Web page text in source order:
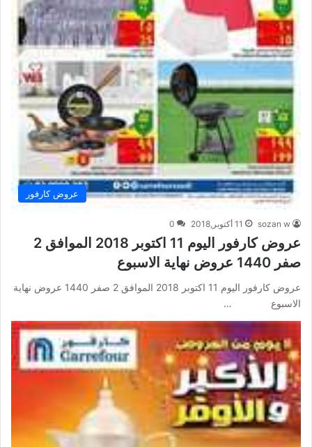
عروض كارفور
sozan w 11 أكتوبر,2018 0
عروض كارفور اليوم 11 اكتوبر 2018 الموافق 2
صفر 1440 عروض نهاية الاسبوع
عروض كارفور اليوم 11 اكتوبر 2018 الموافق 2 صفر 1440 عروض نهاية
الاسبوع …